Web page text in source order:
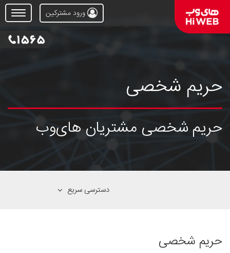
Open
Menu
ورود مشترکین
حریم شخصی
حریم شخصی مشتریان های‌وب
دسترسی سریع
حریم شخصی